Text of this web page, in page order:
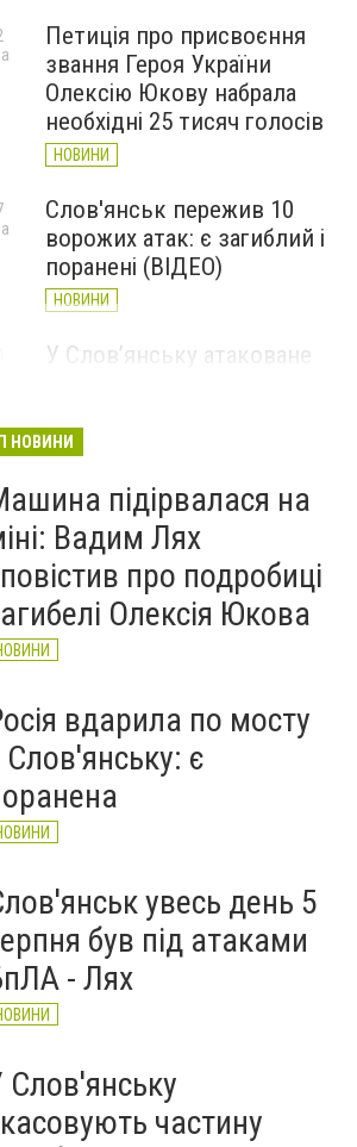
Петиція про присвоєння
звання Героя України
Олексію Юкову набрала
необхідні 25 тисяч голосів
НОВИНИ
Слов'янськ пережив 10
ворожих атак: є загиблий і
поранені (ВІДЕО)
НОВИНИ
У Слов’янську атаковане
НОВИНИ
НОВИНИ
підірвалася на
Вадим Лях
про подробиці
Олексія Юкова
вдарила по мосту
Слов'янську: є
увесь день 5
був під атаками
- Лях
Слов'янську
частину